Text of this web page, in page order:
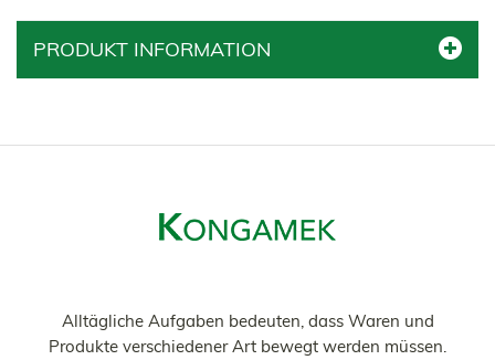
PRODUKT INFORMATION
Alltägliche Aufgaben bedeuten, dass Waren und
Produkte verschiedener Art bewegt werden müssen.